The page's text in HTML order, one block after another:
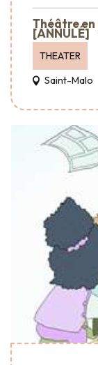
Théâtre en
[ANNULÉ]
THEATER
Saint-Malo